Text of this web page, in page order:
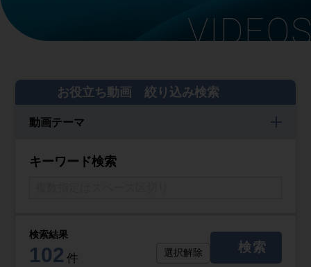
お役立ち動画 絞り込み検索
動画テーマ
キーワード検索
検索結果
102 件 選択解除 検索